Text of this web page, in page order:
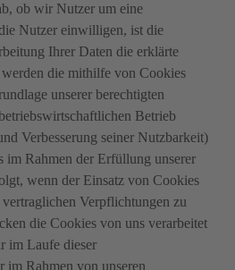
ob wir Nutzer um eine
Nutzer einwilligen, ist die
Ihrer Daten die erklärte
die mithilfe von Cookies
unserer berechtigten
Betrieb
Verbesserung seiner Nutzbarkeit)
im Rahmen der Erfüllung unserer
wenn der Einsatz von Cookies
Verpflichtungen zu
die Cookies von uns verarbeitet
im Laufe dieser
im Rahmen von unseren